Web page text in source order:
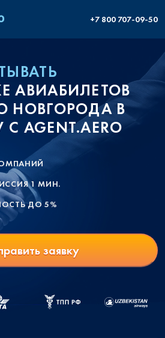
+7 800 707-09-50
АВИАБИЛЕТОВ
НОВГОРОДА В
AGENT.AERO
1 МИН.
ДО 5%
заявку